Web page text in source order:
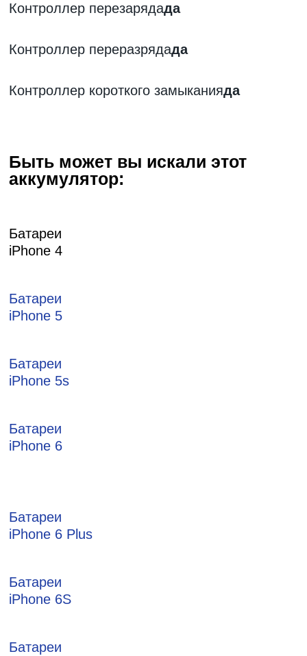
Контроллер перезарядада
Контроллер переразрядада
Контроллер короткого замыканияда
Быть может вы искали этот
аккумулятор:
Батареи
iPhone 4
Батареи
iPhone 5
Батареи
iPhone 5s
Батареи
iPhone 6
Батареи
iPhone 6 Plus
Батареи
iPhone 6S
Батареи